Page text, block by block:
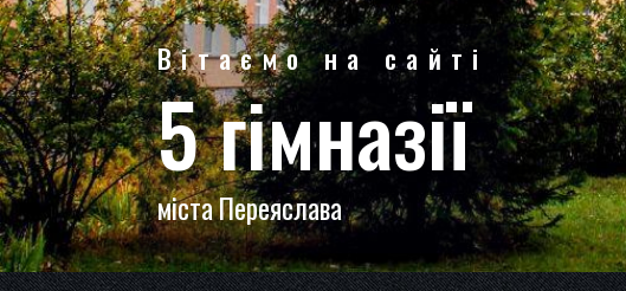
Вітаємо на сайті
5 гімназії
міста Переяслава